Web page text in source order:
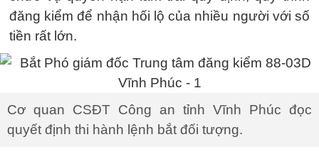
đăng kiểm để nhận hối lộ của nhiều người với số
tiền rất lớn.
Cơ quan CSĐT Công an tỉnh Vĩnh Phúc đọc
quyết định thi hành lệnh bắt đối tượng.